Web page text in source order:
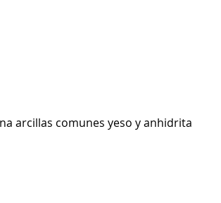
arcillas comunes yeso y anhidrita